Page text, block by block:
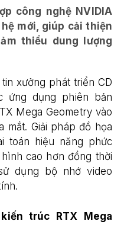
công nghệ NVIDIA
mới, giúp cải thiện
thiểu dung lượng
xưởng phát triển CD
ứng dụng phiên bản
Mega Geometry vào
mắt. Giải pháp đồ họa
toán hiệu năng phức
cao hơn đồng thời
dụng bộ nhớ video
trúc RTX Mega